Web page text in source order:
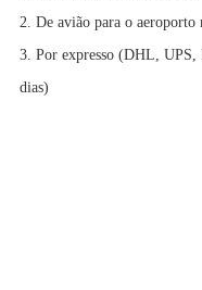
2. De avião para o
3. Por expresso (DHL,
dias)